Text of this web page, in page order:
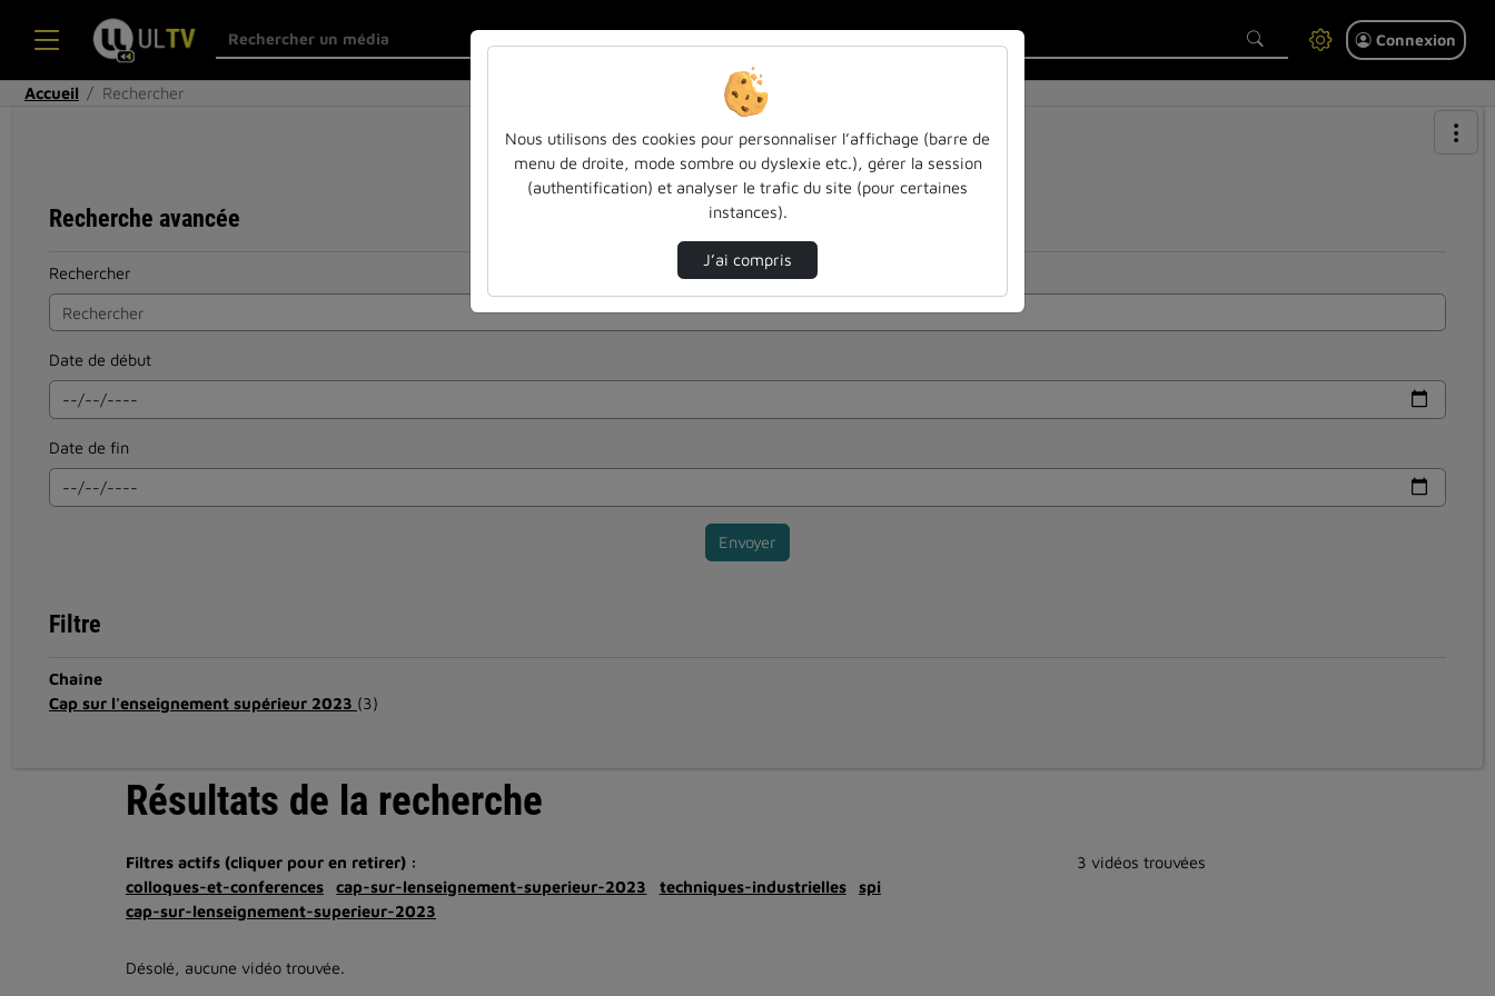
Connexion
Accueil Rechercher
Recherche avancée
Rechercher
Date de début
Date de fin
Envoyer
Filtre
Chaîne
Cap sur l'enseignement supérieur 2023 (3)
Résultats de la recherche
Filtres actifs (cliquer pour en retirer) :
colloques-et-conferences
cap-sur-lenseignement-superieur-2023 techniques-industrielles
spi
cap-sur-lenseignement-superieur-2023
3 vidéos trouvées
Désolé, aucune vidéo trouvée.
Nous utilisons des cookies pour personnaliser l’affichage (barre de
menu de droite, mode sombre ou dyslexie etc.), gérer la session
(authentification) et analyser le trafic du site (pour certaines
instances).
J’ai compris